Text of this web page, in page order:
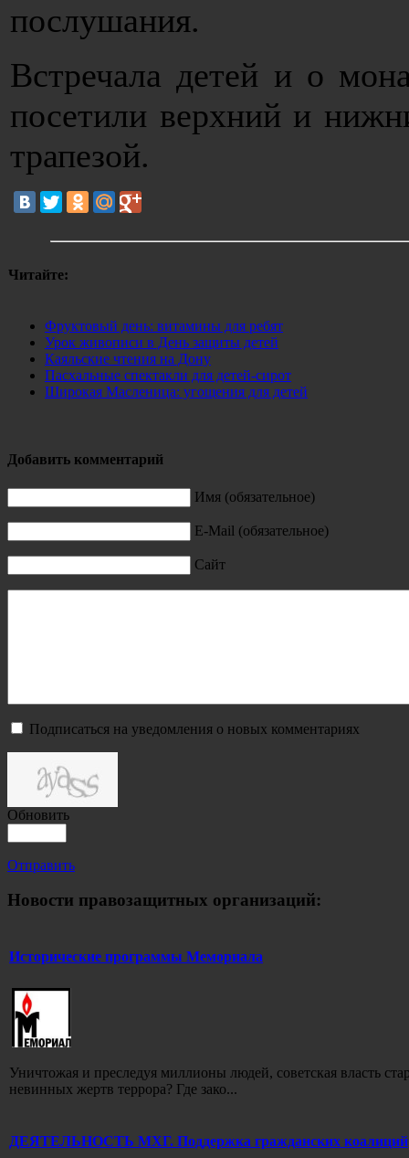
послушания.
Встречала детей и о
посетили верхний и
трапезой.
Читайте:
Фруктовый день: витамины для ребят
Урок живописи в День защиты детей
Каяльские чтения на Дону
Пасхальные спектакли для детей-сирот
Широкая Масленица: угощения для детей
Добавить комментарий
Имя (обязательное)
E-Mail (обязательное)
Сайт
Подписаться на уведомления о новых комментариях
Обновить
Отправить
Новости правозащитных организаций:
Исторические программы Мемориала
Уничтожая и преследуя миллионы людей, советская власть
невинных жертв террора? Где зако...
ДЕЯТЕЛЬНОСТЬ МХГ. Поддержка гражданских коалиций